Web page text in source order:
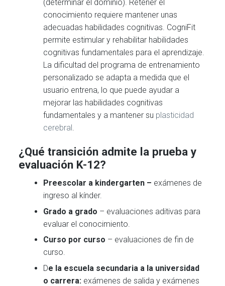
(determinar el dominio). Retener el
conocimiento requiere mantener unas
adecuadas habilidades cognitivas. CogniFit
permite estimular y rehabilitar habilidades
cognitivas fundamentales para el aprendizaje.
La dificultad del programa de entrenamiento
personalizado se adapta a medida que el
usuario entrena, lo que puede ayudar a
mejorar las habilidades cognitivas
fundamentales y a mantener su plasticidad
cerebral
¿Qué transición admite la prueba y
evaluación K-12?
Preescolar a kindergarten – exámenes de
ingreso al kínder.
Grado a grado – evaluaciones aditivas para
evaluar el conocimiento.
Curso por curso – evaluaciones de fin de
curso.
De la escuela secundaria a la universidad
o carrera: exámenes de salida y exámenes